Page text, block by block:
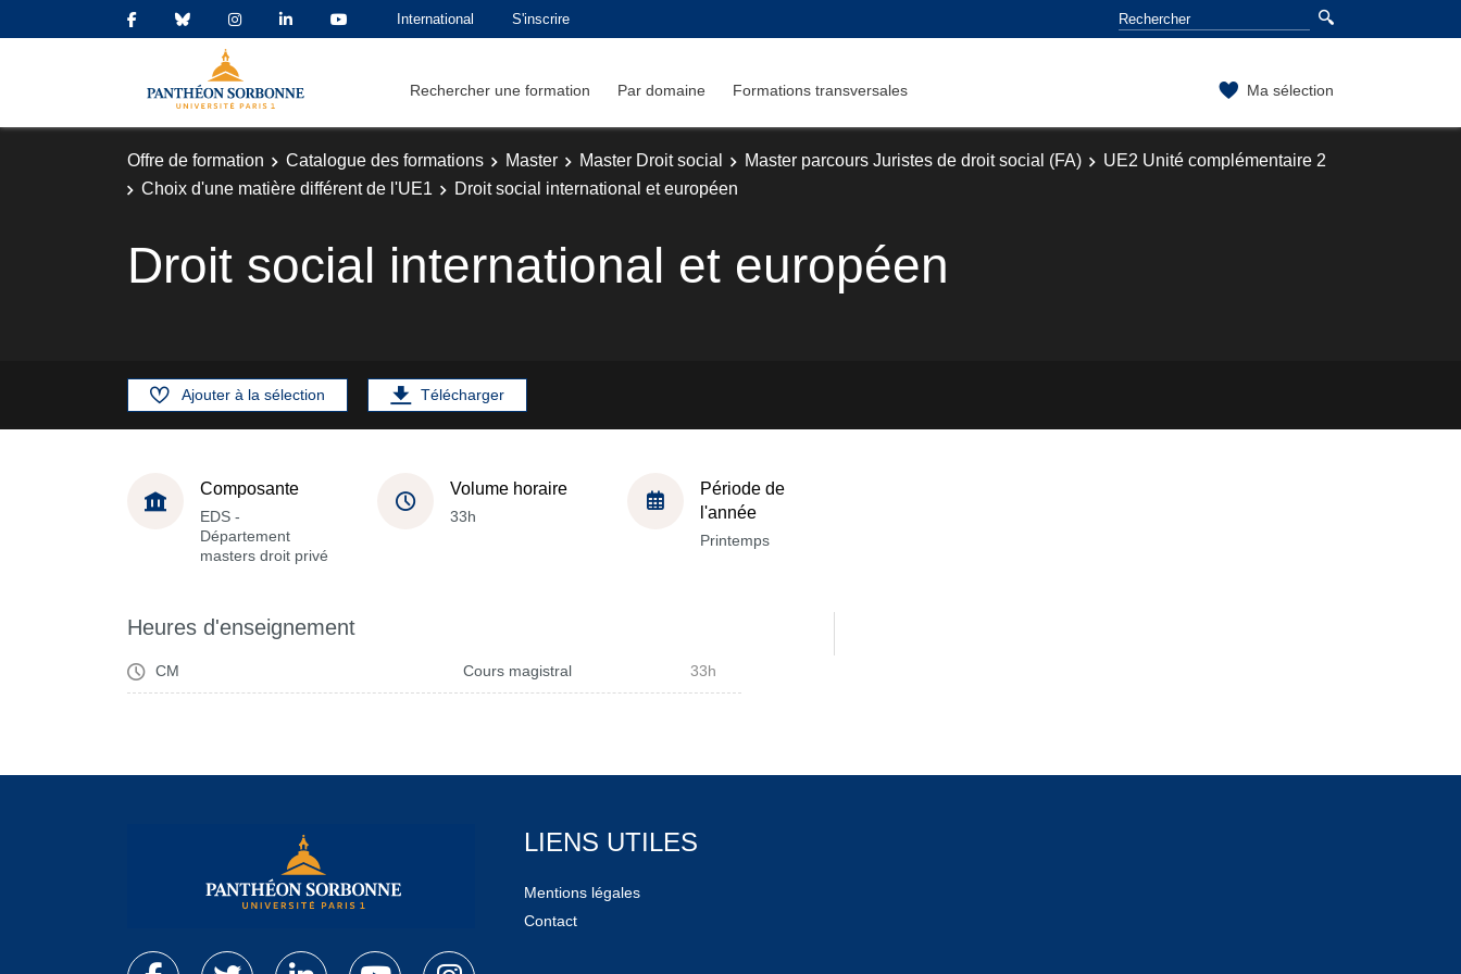
International S'inscrire
Rechercher une formation Par domaine Formations transversales Ma sélection
Offre de formation Catalogue des formations Master Master Droit social Master parcours Juristes de droit social (FA)
UE2 Unité complémentaire 2
Choix d'une matière différent de l'UE1
Droit social international et européen
Droit social international et européen
Ajouter à la sélection Télécharger
Composante
EDS -
Département
masters droit privé
Volume horaire
33h
Période de
l'année
Printemps
Heures d'enseignement
CM Cours magistral 33h
LIENS UTILES
Mentions légales
Contact